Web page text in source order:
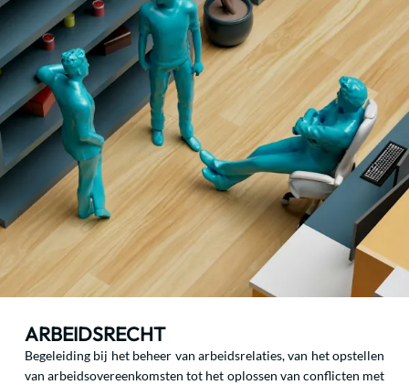
ARBEIDSRECHT
Begeleiding bij het beheer van arbeidsrelaties, van het opstellen
van arbeidsovereenkomsten tot het oplossen van conflicten met